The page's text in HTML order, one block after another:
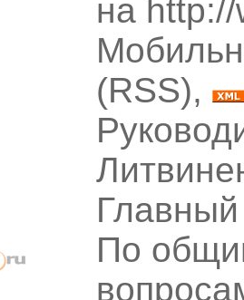
на
(RSS),
По